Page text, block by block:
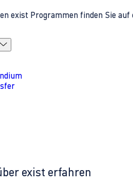
exist erfahren
exist Programmen finden Sie